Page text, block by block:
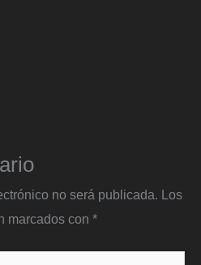
no será publicada. Los
marcados con *